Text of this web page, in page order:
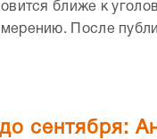
ближе к
После
сентября: